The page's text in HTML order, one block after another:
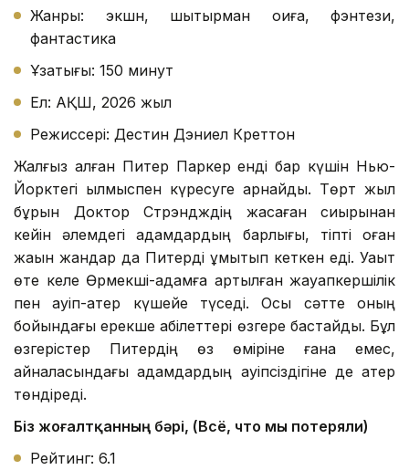
Жанры: экшн, шытырман оқиға, фэнтези,
фантастика
Ұзақтығы: 150 минут
Ел: АҚШ, 2026 жыл
Режиссері: Дестин Дэниел Креттон
Жалғыз қалған Питер Паркер енді бар күшін Нью-
Йорктегі қылмыспен күресуге арнайды. Төрт жыл
бұрын Доктор Стрэндждің жасаған сиқырынан
кейін әлемдегі адамдардың барлығы, тіпті оған
жақын жандар да Питерді ұмытып кеткен еді. Уақыт
өте келе Өрмекші-адамға артылған жауапкершілік
пен қауіп-қатер күшейе түседі. Осы сәтте оның
бойындағы ерекше қабілеттері өзгере бастайды. Бұл
өзгерістер Питердің өз өміріне ғана емес,
айналасындағы адамдардың қауіпсіздігіне де қатер
төндіреді.
Біз жоғалтқанның бәрі, (Всё, что мы потеряли)
Рейтинг: 6.1